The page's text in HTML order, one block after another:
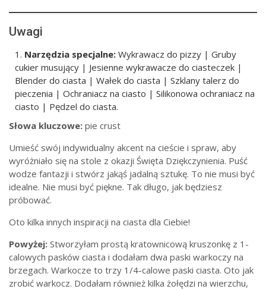
Uwagi
Narzędzia specjalne: Wykrawacz do pizzy | Gruby
cukier musujący | Jesienne wykrawacze do ciasteczek |
Blender do ciasta | Wałek do ciasta | Szklany talerz do
pieczenia | Ochraniacz na ciasto | Silikonowa ochraniacz na
ciasto | Pędzel do ciasta.
Słowa kluczowe: pie crust
Umieść swój indywidualny akcent na cieście i spraw, aby
wyróżniało się na stole z okazji Święta Dziękczynienia. Puść
wodze fantazji i stwórz jakąś jadalną sztukę. To nie musi być
idealne. Nie musi być piękne. Tak długo, jak będziesz
próbować.
Oto kilka innych inspiracji na ciasta dla Ciebie!
Powyżej: Stworzyłam prostą kratownicową kruszonkę z 1-
calowych pasków ciasta i dodałam dwa paski warkoczy na
brzegach. Warkocze to trzy 1/4-calowe paski ciasta. Oto jak
zrobić warkocz. Dodałam również kilka żołędzi na wierzchu,